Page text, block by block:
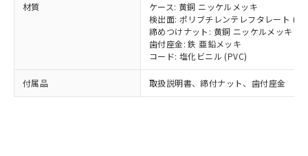
材質
ケース: 黄銅 ニッケルメッキ
検出面: ポリブチレンテレフタレート
締めつけナット: 黄銅 ニッケルメッキ
歯付座金: 鉄 亜鉛メッキ
コード: 塩化ビニル (PVC)
付属品 取扱説明書、締付ナット、歯付座金
在庫状況および標準価格結果を当社の
事前の承諾なく第三者に漏洩または開
示しないようお願いします。
マイパーツ機能（部品リスト作成サー
ビス）をご利用いただくには、I-Web
メンバーズにご登録されている必要が
部品在庫の切り替え状況などにより、予定
月が前後することがあります。
「ｅ」：有害物質（10物質）のすべてが基
準値以下であることを示します。
「10」：通常の使用状況下において有害物
質が外部に漏えいし、環境に深刻な影響を
及ぼさない年数を意味します。
使用いたしません。
当社は、貴社製品を第三者に販売する
場合は、上記1、2および3の内容を当
該第三者に通知します。また当社は、
販売先および販売に係わる関係者が違
法に輸出するおそれがある場合は、取
り引きをいたしません。
たはお客様担当のオムロン制御
機器販売店・当社販売員にご確
認ください)
受注生産機種、また在庫状況の
情報を公開していない機種